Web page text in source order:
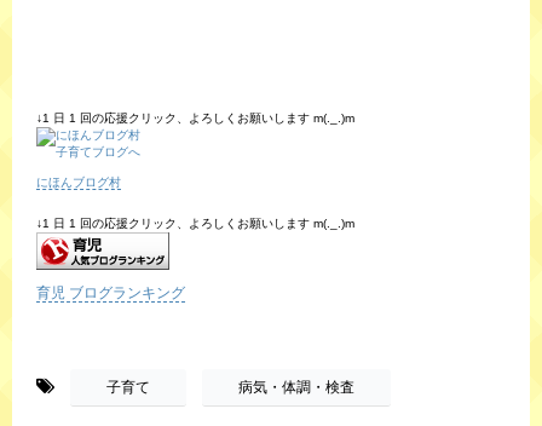
↓1 日 1 回の応援クリック、よろしくお願いします m(._.)m
にほんブログ村
↓1 日 1 回の応援クリック、よろしくお願いします m(._.)m
育児 ブログランキング
子育て 病気・体調・検査